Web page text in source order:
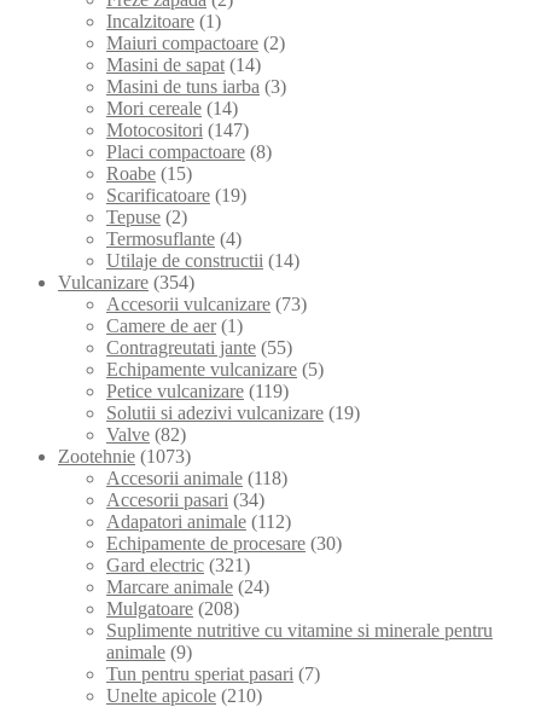
Incalzitoare (1)
Maiuri compactoare (2)
Masini de sapat (14)
Masini de tuns iarba (3)
Mori cereale (14)
Motocositori (147)
Placi compactoare (8)
Roabe (15)
Scarificatoare (19)
Tepuse (2)
Termosuflante (4)
Utilaje de constructii (14)
Vulcanizare (354)
Accesorii vulcanizare (73)
Camere de aer (1)
Contragreutati jante (55)
Echipamente vulcanizare (5)
Petice vulcanizare (119)
Solutii si adezivi vulcanizare (19)
Valve (82)
Zootehnie (1073)
Accesorii animale (118)
Accesorii pasari (34)
Adapatori animale (112)
Echipamente de procesare (30)
Gard electric (321)
Marcare animale (24)
Mulgatoare (208)
Suplimente nutritive cu vitamine si minerale pentru
animale (9)
Tun pentru speriat pasari (7)
Unelte apicole (210)